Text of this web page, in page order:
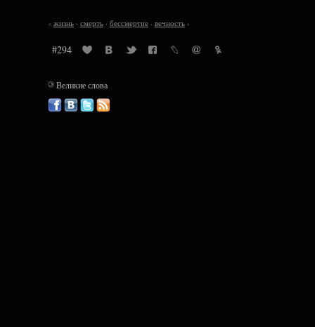
‹ жизнь· смерть· бессмертие· вечность›
#294
©Великие слова